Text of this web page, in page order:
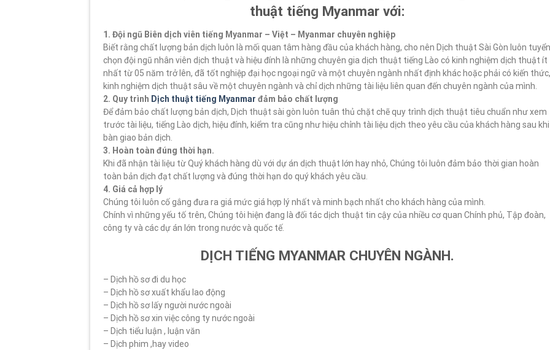
thuật tiếng Myanmar với:
1. Đội ngũ Biên dịch viên tiếng Myanmar – Việt – Myanmar chuyên nghiệp
Biết rằng chất lượng bản dịch luôn là mối quan tâm hàng đầu của khách hàng, cho nên Dịch thuật Sài Gòn luôn tuyển
chọn đội ngũ nhân viên dịch thuật và hiệu đính là những chuyên gia dịch thuật tiếng Lào có kinh nghiệm dịch thuật ít
nhất từ 05 năm trở lên, đã tốt nghiệp đại học ngoại ngữ và một chuyên ngành nhất định khác hoặc phải có kiến thức,
kinh nghiệm dịch thuật sâu về một chuyên ngành và chỉ dịch những tài liệu liên quan đến chuyên ngành của mình.
2. Quy trình Dịch thuật tiếng Myanmar đảm bảo chất lượng
Để đảm bảo chất lượng bản dịch, Dịch thuật sài gòn luôn tuân thủ chặt chẽ quy trình dịch thuật tiêu chuẩn như xem
trước tài liệu, tiếng Lào dịch, hiệu đính, kiểm tra cũng như hiệu chỉnh tài liệu dịch theo yêu cầu của khách hàng sau khi
bàn giao bản dịch.
3. Hoàn toàn đúng thời hạn.
Khi đã nhận tài liệu từ Quý khách hàng dù với dự án dịch thuật lớn hay nhỏ, Chúng tôi luôn đảm bảo thời gian hoàn
toàn bản dịch đạt chất lượng và đúng thời hạn do quý khách yêu cầu.
4. Giá cả hợp lý
Chúng tôi luôn cố gắng đưa ra giá mức giá hợp lý nhất và minh bạch nhất cho khách hàng của mình.
Chính vì những yếu tố trên, Chúng tôi hiện đang là đối tác dịch thuật tin cậy của nhiều cơ quan Chính phủ, Tập đoàn,
công ty và các dự án lớn trong nước và quốc tế.
DỊCH TIẾNG MYANMAR CHUYÊN NGÀNH.
– Dịch hồ sơ đi du học
– Dịch hồ sơ xuất khẩu lao động
– Dịch hồ sơ lấy người nước ngoài
– Dịch hồ sơ xin việc công ty nước ngoài
– Dịch tiểu luận , luận văn
– Dịch phim ,hay video